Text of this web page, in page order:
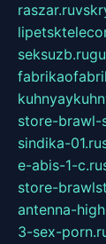
raszar.ru
seksuzb.ru
store-brawl-
sindika-01.ru
e-abis-1-c.ru
store-
antenna-
3-sex-